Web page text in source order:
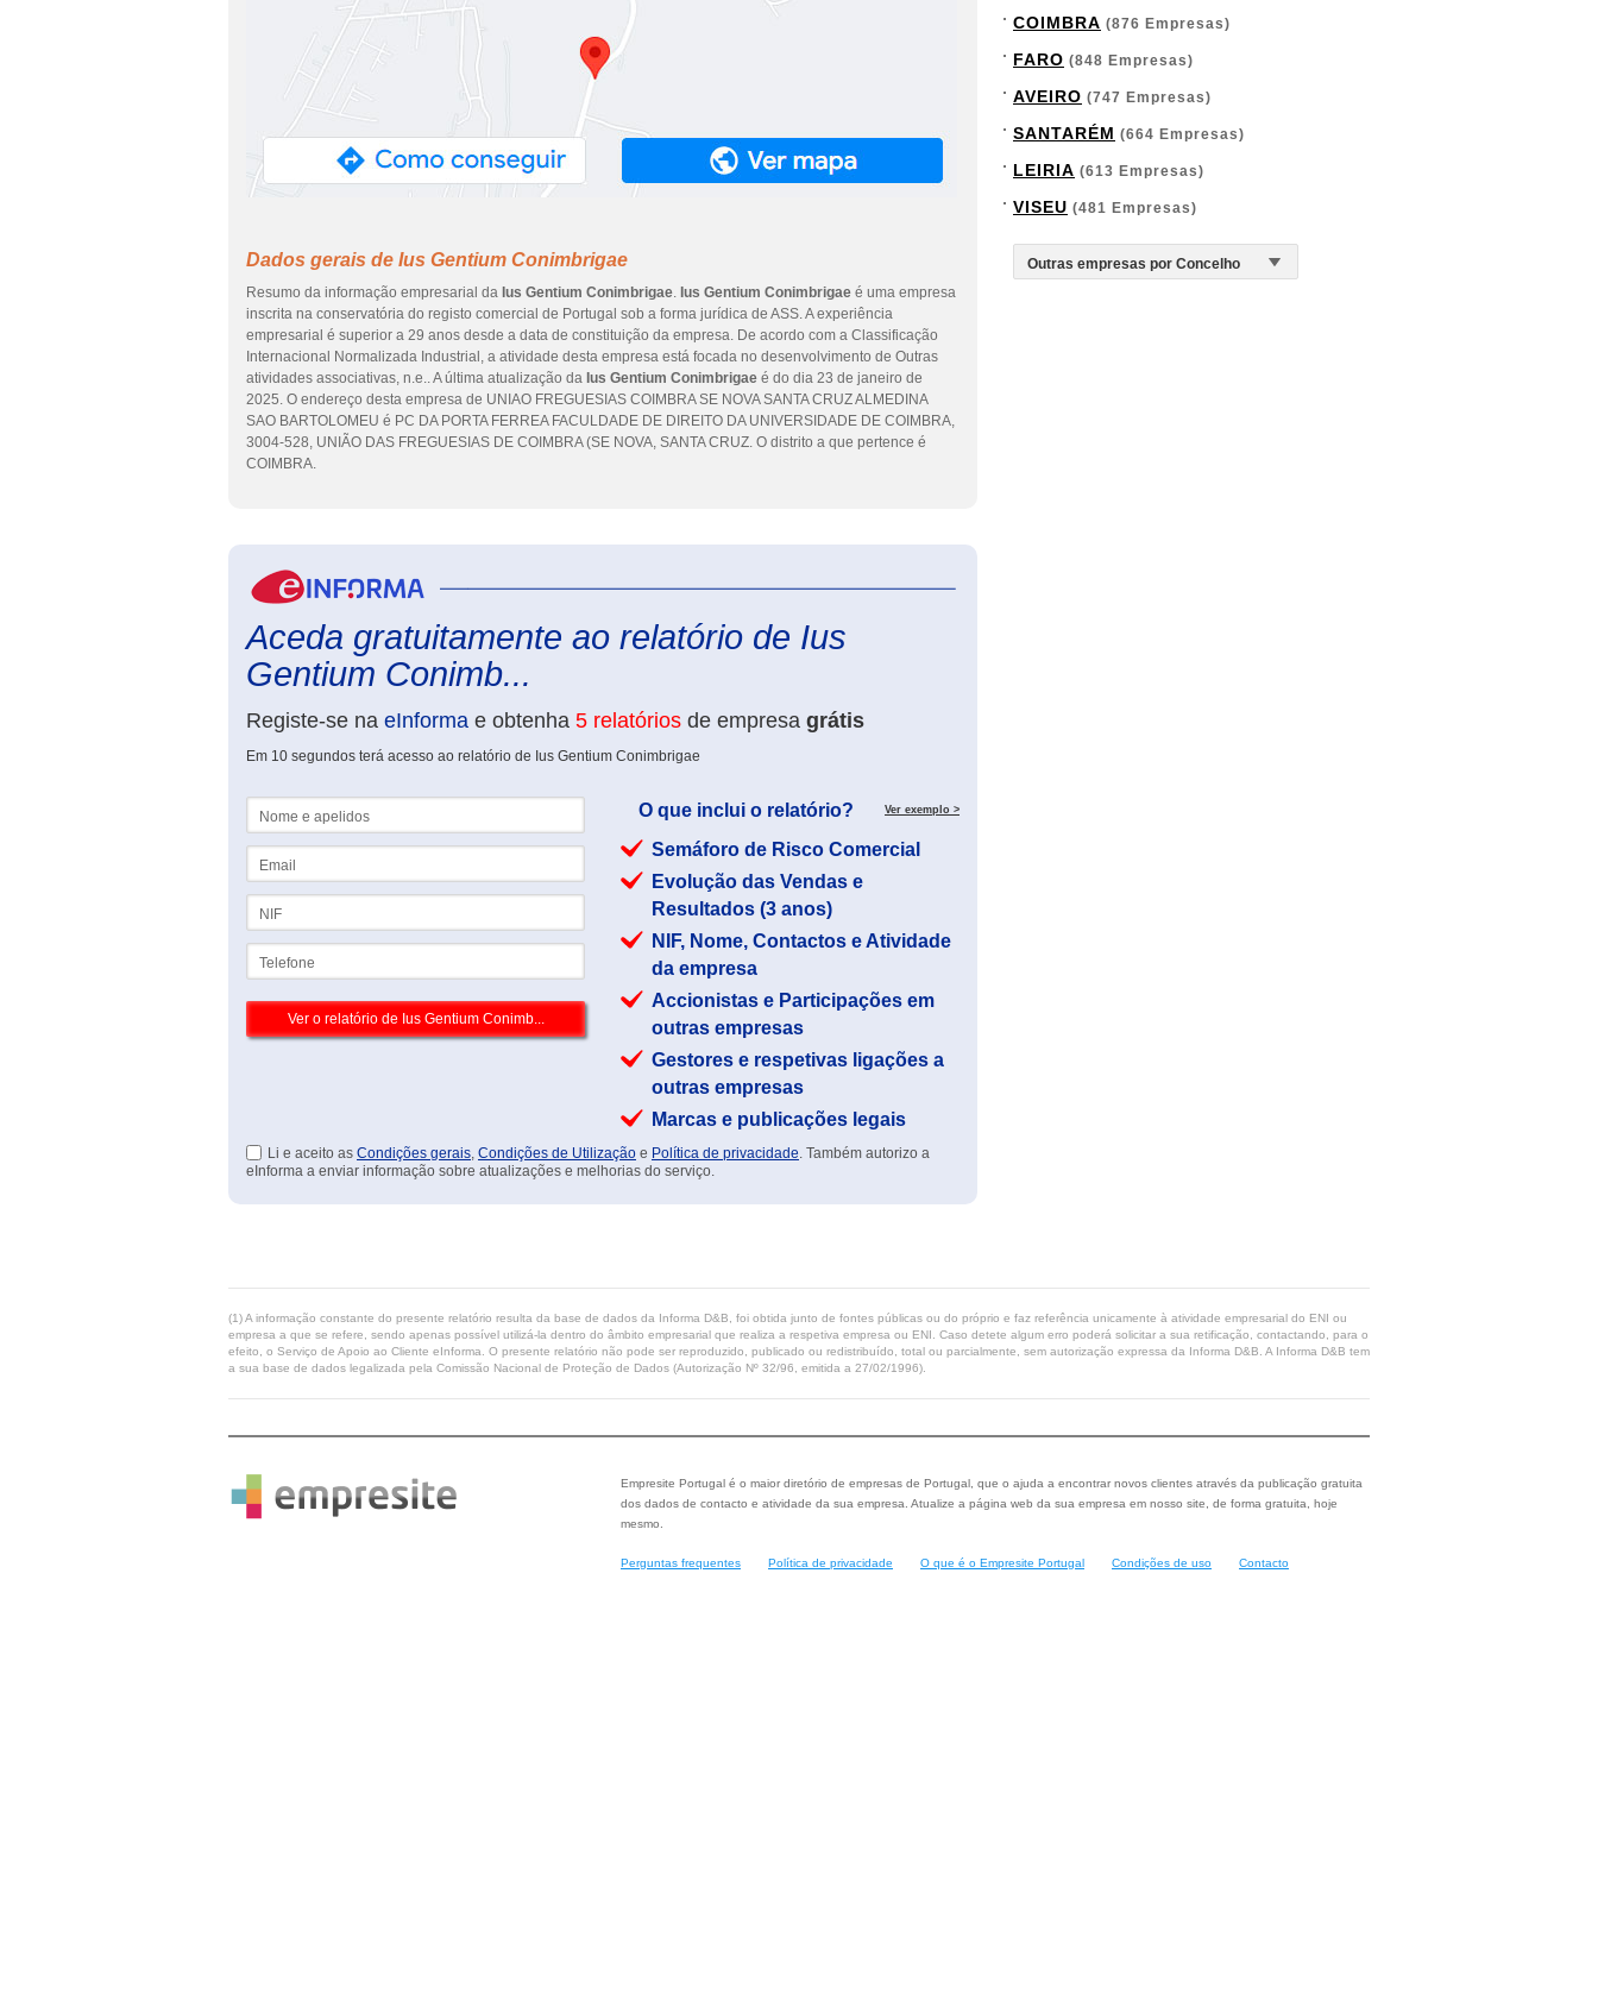
Dados gerais de Ius Gentium Conimbrigae
Resumo da informação empresarial da Ius Gentium Conimbrigae. Ius Gentium Conimbrigae é uma empresa
inscrita na conservatória do registo comercial de Portugal sob a forma jurídica de ASS. A experiência
empresarial é superior a 29 anos desde a data de constituição da empresa. De acordo com a Classificação
Internacional Normalizada Industrial, a atividade desta empresa está focada no desenvolvimento de Outras
atividades associativas, n.e.. A última atualização da Ius Gentium Conimbrigae é do dia 23 de janeiro de
2025. O endereço desta empresa de UNIAO FREGUESIAS COIMBRA SE NOVA SANTA CRUZ ALMEDINA
SAO BARTOLOMEU é PC DA PORTA FERREA FACULDADE DE DIREITO DA UNIVERSIDADE DE COIMBRA,
3004-528, UNIÃO DAS FREGUESIAS DE COIMBRA (SE NOVA, SANTA CRUZ. O distrito a que pertence é
COIMBRA.
Aceda gratuitamente ao relatório de Ius
Gentium Conimb...
Registe-se na eInforma e obtenha 5 relatórios de empresa grátis
Em 10 segundos terá acesso ao relatório de Ius Gentium Conimbrigae
O que inclui o relatório? Ver exemplo >
Semáforo de Risco Comercial
Evolução das Vendas e
Resultados (3 anos)
NIF, Nome, Contactos e Atividade
da empresa
Accionistas e Participações em
outras empresas
Gestores e respetivas ligações a
outras empresas
Marcas e publicações legais
Li e aceito as Condições gerais, Condições de Utilização e Política de privacidade. Também autorizo a
eInforma a enviar informação sobre atualizações e melhorias do serviço.
COIMBRA (876 Empresas)
FARO (848 Empresas)
AVEIRO (747 Empresas)
SANTARÉM (664 Empresas)
LEIRIA (613 Empresas)
VISEU (481 Empresas)
(1) A informação constante do presente relatório resulta da base de dados da Informa D&B, foi obtida junto de fontes públicas ou do próprio e faz referência unicamente à atividade empresarial do ENI ou
empresa a que se refere, sendo apenas possível utilizá-la dentro do âmbito empresarial que realiza a respetiva empresa ou ENI. Caso detete algum erro poderá solicitar a sua retificação, contactando, para o
efeito, o Serviço de Apoio ao Cliente eInforma. O presente relatório não pode ser reproduzido, publicado ou redistribuído, total ou parcialmente, sem autorização expressa da Informa D&B. A Informa D&B tem
a sua base de dados legalizada pela Comissão Nacional de Proteção de Dados (Autorização Nº 32/96, emitida a 27/02/1996).
Empresite Portugal é o maior diretório de empresas de Portugal, que o ajuda a encontrar novos clientes através da publicação gratuita
dos dados de contacto e atividade da sua empresa. Atualize a página web da sua empresa em nosso site, de forma gratuita, hoje
mesmo.
Perguntas frequentes Política de privacidade O que é o Empresite Portugal Condições de uso Contacto